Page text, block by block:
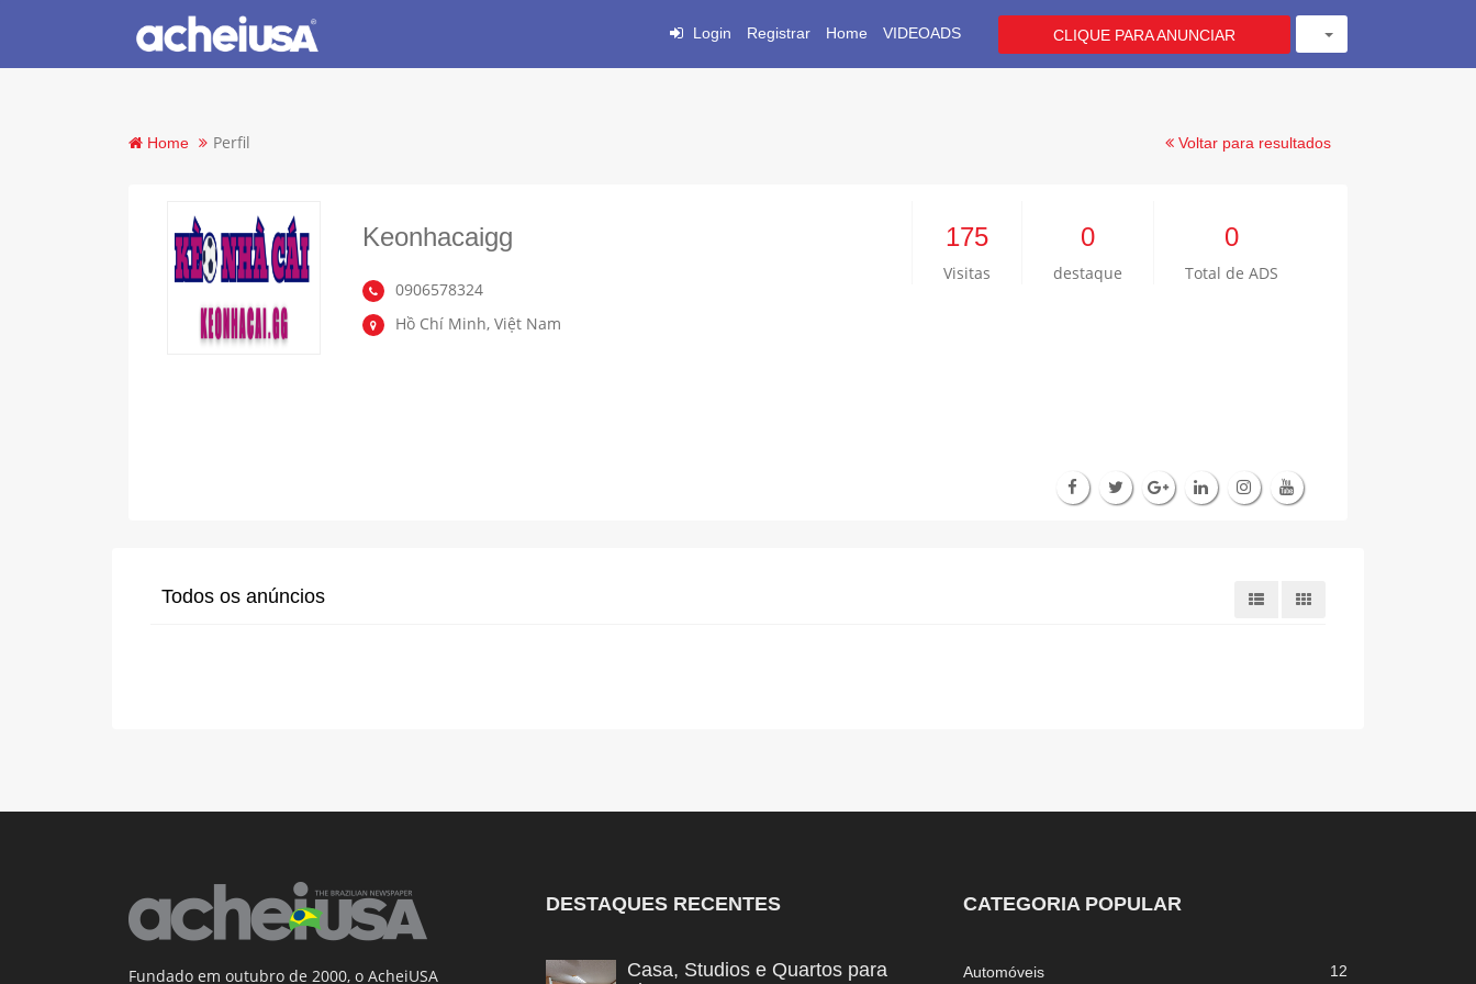
Login Registrar Home VIDEOADS CLIQUE PARA ANUNCIAR
Home Perfil Voltar para resultados
Keonhacaigg
0906578324
Hồ Chí Minh, Việt Nam
175
Visitas
0
destaque
0
Total de ADS
Todos os anúncios
Fundado em outubro de 2000, o AcheiUSA
DESTAQUES RECENTES
Casa, Studios e Quartos para
CATEGORIA POPULAR
Automóveis 12